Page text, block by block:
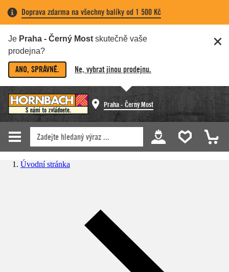
Doprava zdarma na všechny balíky od 1 500 Kč
Je Praha - Černý Most skutečně vaše
prodejna?
ANO, SPRÁVNĚ. Ne, vybrat jinou prodejnu.
Praha - Černý Most
Úvodní stránka